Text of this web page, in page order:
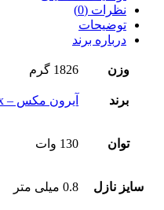
نظرات (0)
توضیحات
درباره برند
وزن 1826 گرم
برند آیرون مکس – Ironmax
توان 130 وات
سایز نازل 0.8 میلی متر